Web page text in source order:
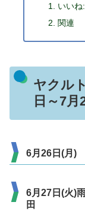
いいね:
関連
ヤクル
日～7
6月26日(月)
6月27日(火)
田